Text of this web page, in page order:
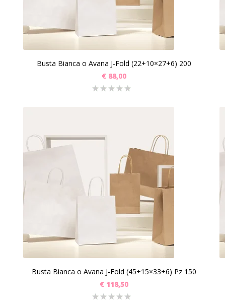
Busta Bianca o Avana J-Fold (22+10×27+6) 200
€88,00
Busta Bianca o Avana J-Fold (45+15×33+6) Pz 150
€118,50